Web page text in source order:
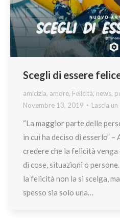
Scegli di essere
amicizia, amore, Felicità, news,
Novembre 13, 2019
Lascia
“La maggior parte delle
in cui ha deciso di esserlo”
credere che la felicità venga
di cose, situazioni o
la felicità non la si scelga,
spesso sia solo una…